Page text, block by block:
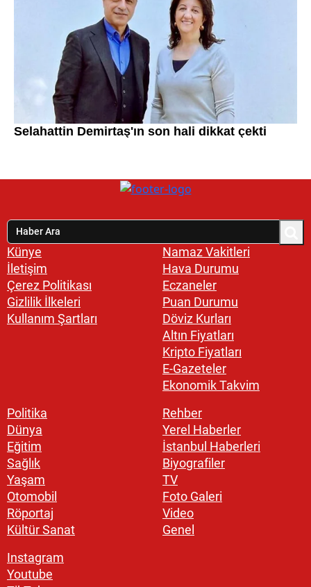
Künye
İletişim
Çerez Politikası
Gizlilik İlkeleri
Kullanım Şartları
Namaz Vakitleri
Hava Durumu
Eczaneler
Puan Durumu
Döviz Kurları
Altın Fiyatları
Kripto Fiyatları
E-Gazeteler
Ekonomik Takvim
Politika
Dünya
Eğitim
Sağlık
Yaşam
Otomobil
Röportaj
Kültür Sanat
Rehber
Yerel Haberler
İstanbul Haberleri
Biyografiler
TV
Foto Galeri
Video
Genel
Instagram
Youtube